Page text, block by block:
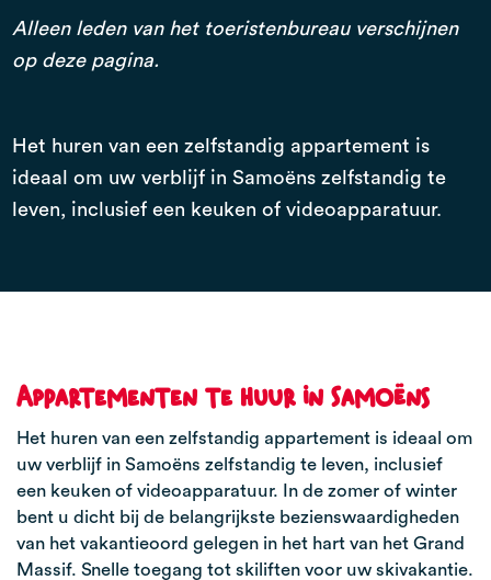
Alleen leden van het toeristenbureau verschijnen
op deze pagina.
Het huren van een zelfstandig appartement is
ideaal om uw verblijf in Samoëns zelfstandig te
leven, inclusief een keuken of videoapparatuur.
Appartementen te huur in Samoëns
Het huren van een zelfstandig appartement is ideaal om
uw verblijf in Samoëns zelfstandig te leven, inclusief
een keuken of videoapparatuur. In de zomer of winter
bent u dicht bij de belangrijkste bezienswaardigheden
van het vakantieoord gelegen in het hart van het Grand
Massif. Snelle toegang tot skiliften voor uw skivakantie.